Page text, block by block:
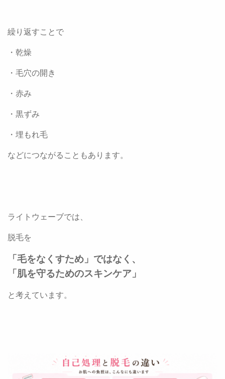
繰り返すことで
・乾燥
・毛穴の開き
・赤み
・黒ずみ
・埋もれ毛
などにつながることもあります。
ライトウェーブでは、
脱毛を
「毛をなくすため」ではなく、
「肌を守るためのスキンケア」
と考えています。